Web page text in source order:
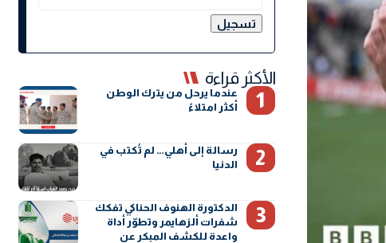
الأكثر قراءة
عندما يرحل من يترك الوطن
أكثر امتلاءً
رسالة إلى أهلي… لم تُكتب في
الدنيا
الدكتورة الهنوف الحناكي تفكك
شفرات ألزهايمر وتطوّر أداة
واعدة للكشف المبكر عن